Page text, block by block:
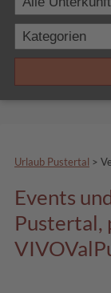
Urlaub Pustertal >
Events
Pustertal,